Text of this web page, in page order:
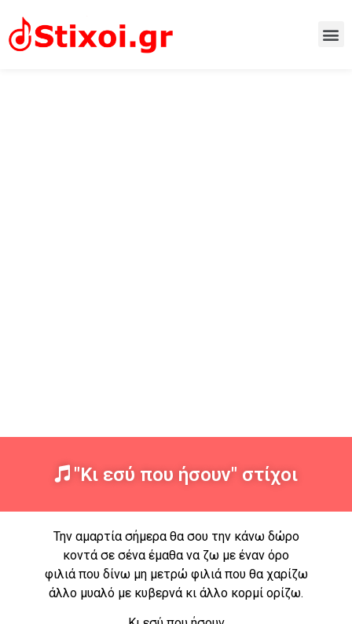
"Κι εσύ που ήσουν" στίχοι
Την αμαρτία σήμερα θα σου την κάνω δώρο
κοντά σε σένα έμαθα να ζω με έναν όρο
φιλιά που δίνω μη μετρώ φιλιά που θα χαρίζω
άλλο μυαλό με κυβερνά κι άλλο κορμί ορίζω.